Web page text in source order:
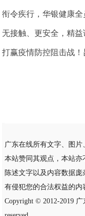
衔令疾行，华银健康全
无接触、更安全，精
打赢疫情防控阻击战
广东在线所有文字、图
本站赞同其观点，本站
陈述文字以及内容数据
有侵犯您的合法权益的内
Copyright © 2012-2019 广